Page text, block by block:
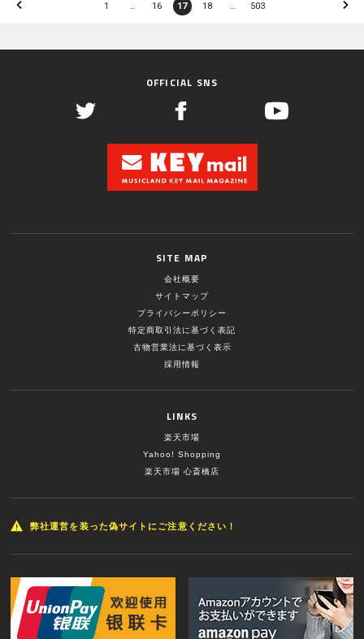
1 … 16 17 18 … 503
OFFICIAL SNS
SITE MAP
会社概要
サイトマップ
プライバシーポリシー
特定商取引法に基づく表記
古物営業法に基づく表示
採用情報
LINKS
楽天市場
Yahoo! Shopping
楽天市場 心斎橋店
弊社運営を装った偽サイトにご注意ください！